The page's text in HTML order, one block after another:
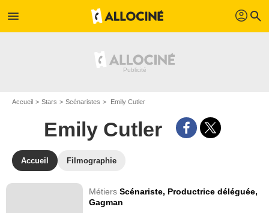
menu profil search
Accueil Stars Scénaristes Emily Cutler
Emily Cutler
Accueil Filmographie
MétiersScénariste, Productrice déléguée,
Gagman